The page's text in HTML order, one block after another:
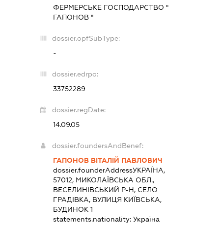
ФЕРМЕРСЬКЕ ГОСПОДАРСТВО "
ГАПОНОВ "
dossier.opfSubType:
-
dossier.edrpo:
33752289
dossier.regDate:
14.09.05
dossier.foundersAndBenef:
ГАПОНОВ ВІТАЛІЙ ПАВЛОВИЧ
dossier.founderAddressУКРАЇНА,
57012, МИКОЛАЇВСЬКА ОБЛ.,
ВЕСЕЛИНІВСЬКИЙ Р-Н, СЕЛО
ГРАДІВКА, ВУЛИЦЯ КИЇВСЬКА,
БУДИНОК 1
statements.nationality: Україна